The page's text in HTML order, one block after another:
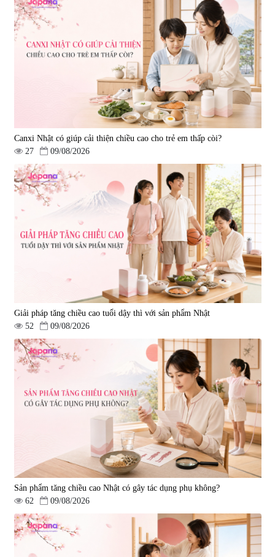
580.000 đ
Gold 60 viên
|0
1.570.000 đ
Canxi Nhật có giúp cải thiện chiều cao cho trẻ em thấp còi?
27
09/08/2026
Giải pháp tăng chiều cao tuổi dậy thì với sản phẩm Nhật
52
09/08/2026
Sản phẩm tăng chiều cao Nhật có gây tác dụng phụ không?
62
09/08/2026